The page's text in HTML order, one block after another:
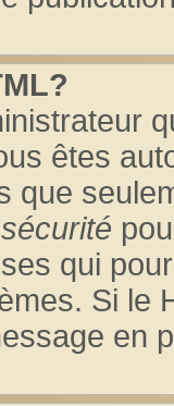
êtes
que
sécurité
qui
Si le
en